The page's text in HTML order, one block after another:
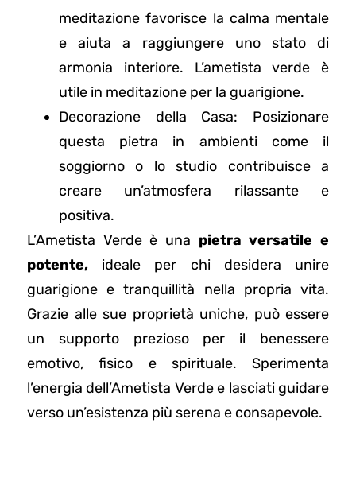
meditazione favorisce la calma mentale
e aiuta a raggiungere uno stato di
armonia interiore. L’ametista verde è
utile in meditazione per la guarigione.
Decorazione della Casa: Posizionare
questa pietra in ambienti come il
soggiorno o lo studio contribuisce a
creare un’atmosfera rilassante e
positiva.
L’Ametista Verde è una pietra versatile e
potente, ideale per chi desidera unire
guarigione e tranquillità nella propria vita.
Grazie alle sue proprietà uniche, può essere
un supporto prezioso per il benessere
emotivo, fisico e spirituale. Sperimenta
l’energia dell’Ametista Verde e lasciati guidare
verso un’esistenza più serena e consapevole.